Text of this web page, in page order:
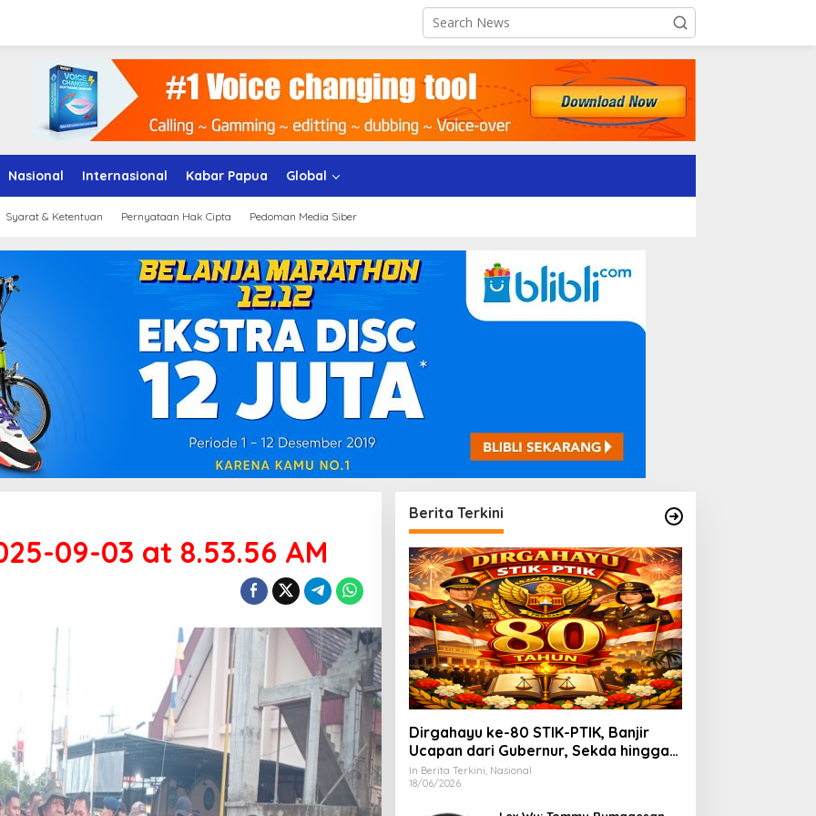
Nasional Internasional Kabar Papua Global
Syarat & Ketentuan Pernyataan Hak Cipta Pedoman Media Siber
09-03 at 8.53.56 AM
Berita Terkini
Dirgahayu ke-80 STIK-PTIK, Banjir
Ucapan dari Gubernur, Sekda hingga
Kapolda.
In Berita Terkini, Nasional
18/06/2026